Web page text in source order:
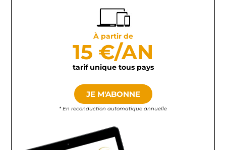
À partir de
15 €/AN
tarif unique tous pays
JE M'ABONNE
* En reconduction automatique annuelle